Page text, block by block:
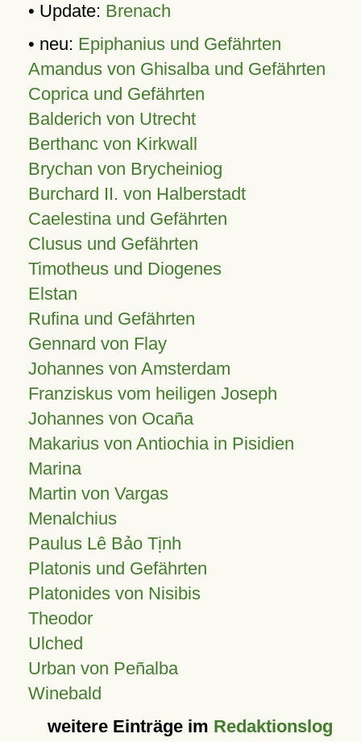
• Update: Brenach
• neu: Epiphanius und Gefährten
Amandus von Ghisalba und Gefährten
Coprica und Gefährten
Balderich von Utrecht
Berthanc von Kirkwall
Brychan von Brycheiniog
Burchard II. von Halberstadt
Caelestina und Gefährten
Clusus und Gefährten
Timotheus und Diogenes
Elstan
Rufina und Gefährten
Gennard von Flay
Johannes von Amsterdam
Franziskus vom heiligen Joseph
Johannes von Ocaña
Makarius von Antiochia in Pisidien
Marina
Martin von Vargas
Menalchius
Paulus Lê Bảo Tịnh
Platonis und Gefährten
Platonides von Nisibis
Theodor
Ulched
Urban von Peñalba
Winebald
weitere Einträge im Redaktionslog